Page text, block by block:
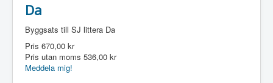
Da
Byggsats till SJ littera Da
Pris 670,00 kr
Pris utan moms 536,00 kr
Meddela mig!